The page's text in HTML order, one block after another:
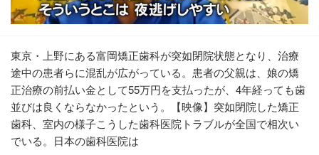
東京・上野にある富岡矯正歯科が突如閉院状態となり、治療
途中の患者らに混乱が広がっている。患者の父親は、娘の矯
正治療の前払い金として55万円を支払ったが、4年経っても歯
並びは良くならなかったという。【映像】突如閉院した矯正
歯科、室内の様子こうした歯科医院トラブルが全国で相次い
でいる。日本の歯科医院は